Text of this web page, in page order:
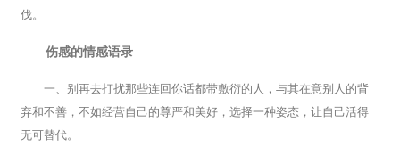
伐。
伤感的情感语录
一、别再去打扰那些连回你话都带敷衍的人，与其在意别人的背
弃和不善，不如经营自己的尊严和美好，选择一种姿态，让自己活得
无可替代。